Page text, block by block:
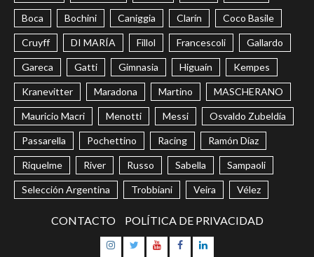
Boca Bochini Caniggia Clarín Coco Basile
Cruyff DI MARÍA Fillol Francescoli Gallardo
Gareca Gatti Gimnasia Higuaín Kempes
Kranevitter Maradona Martino MASCHERANO
Mauricio Macri Menotti Messi Osvaldo Zubeldía
Passarella Pochettino Racing Ramón Díaz
Riquelme River Russo Sabella Sampaoli
Selección Argentina Trobbiani Veira Vélez
CONTACTO POLÍTICA DE PRIVACIDAD
Instagram
TwitterYoutubeFacebookLinkedIn